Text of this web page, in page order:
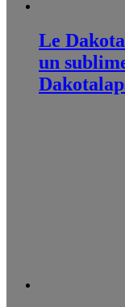
Le
un